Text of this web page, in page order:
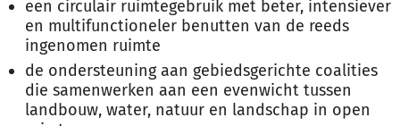
een circulair ruimtegebruik met beter, intensiever
en multifunctioneler benutten van de reeds
ingenomen ruimte
de ondersteuning aan gebiedsgerichte coalities
die samenwerken aan een evenwicht tussen
landbouw, water, natuur en landschap in open